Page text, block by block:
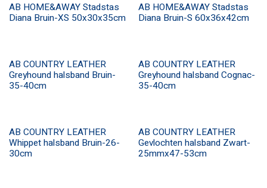
​​AB HOME&AWAY Stadstas
Diana Bruin-XS 50x30x35cm
​​AB HOME&AWAY Stadstas
Diana Bruin-S 60x36x42cm
AB COUNTRY LEATHER
Greyhound halsband Bruin-
35-40cm
AB COUNTRY LEATHER
Greyhound halsband Cognac-
35-40cm
AB COUNTRY LEATHER
Whippet halsband Bruin-26-
30cm
AB COUNTRY LEATHER
Gevlochten halsband Zwart-
25mmx47-53cm